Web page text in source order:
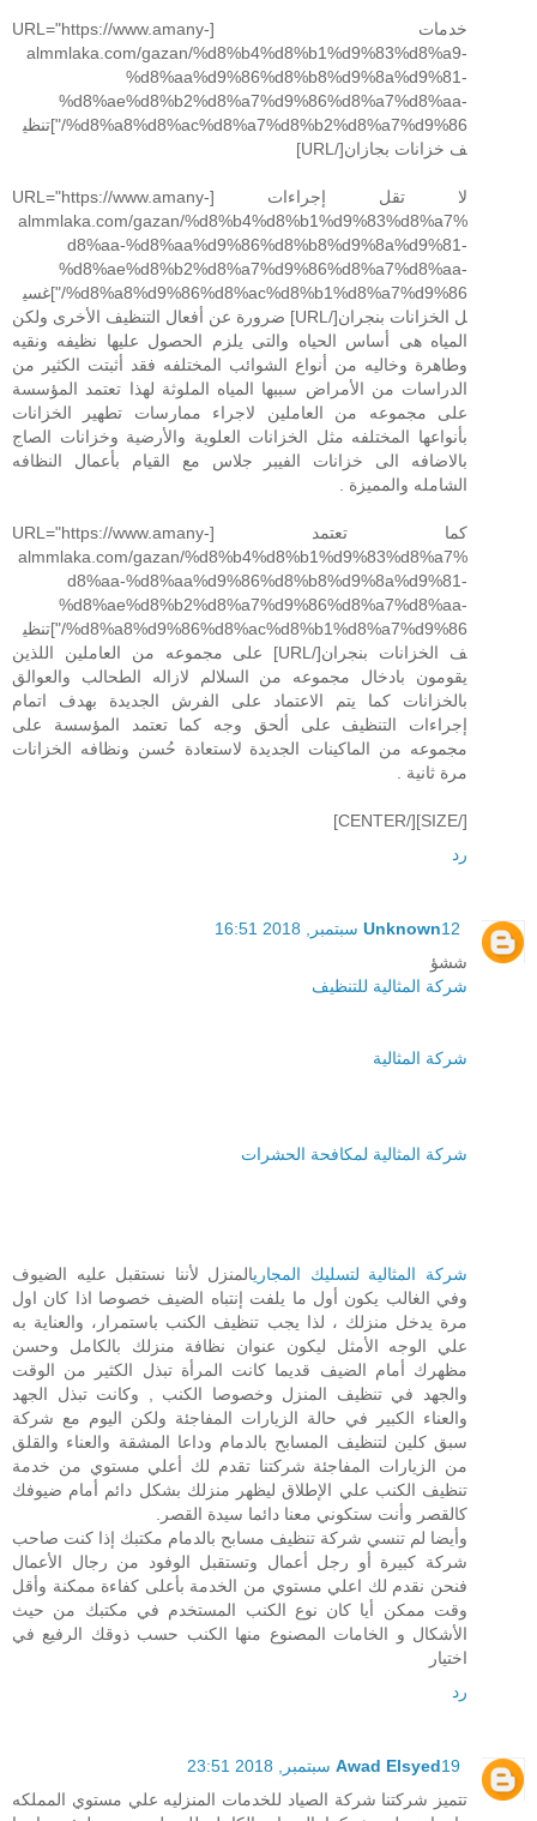
خدمات [URL="https://www.amany-
almmlaka.com/gazan/%d8%b4%d8%b1%d9%83%d8%a9-
%d8%aa%d9%86%d8%b8%d9%8a%d9%81-
%d8%ae%d8%b2%d8%a7%d9%86%d8%a7%d8%aa-
%d8%a8%d8%ac%d8%a7%d8%b2%d8%a7%d9%86/"]تنظي
ف خزانات بجازان[/URL]
لا تقل إجراءات [URL="https://www.amany-
almmlaka.com/gazan/%d8%b4%d8%b1%d9%83%d8%a7%
d8%aa-%d8%aa%d9%86%d8%b8%d9%8a%d9%81-
%d8%ae%d8%b2%d8%a7%d9%86%d8%a7%d8%aa-
%d8%a8%d9%86%d8%ac%d8%b1%d8%a7%d9%86/"]غسي
ل الخزانات بنجران[/URL] ضرورة عن أفعال التنظيف الأخرى ولكن
المياه هى أساس الحياه والتى يلزم الحصول عليها نظيفه ونقيه
وطاهرة وخاليه من أنواع الشوائب المختلفه فقد أثبتت الكثير من
الدراسات من الأمراض سببها المياه الملوثة لهذا تعتمد المؤسسة
على مجموعه من العاملين لاجراء ممارسات تطهير الخزانات
بأنواعها المختلفه مثل الخزانات العلوية والأرضية وخزانات الصاج
بالاضافه الى خزانات الفيبر جلاس مع القيام بأعمال النظافه
الشامله والمميزة .
كما تعتمد [URL="https://www.amany-
almmlaka.com/gazan/%d8%b4%d8%b1%d9%83%d8%a7%
d8%aa-%d8%aa%d9%86%d8%b8%d9%8a%d9%81-
%d8%ae%d8%b2%d8%a7%d9%86%d8%a7%d8%aa-
%d8%a8%d9%86%d8%ac%d8%b1%d8%a7%d9%86/"]تنظي
ف الخزانات بنجران[/URL] على مجموعه من العاملين اللذين
يقومون بادخال مجموعه من السلالم لازاله الطحالب والعوالق
بالخزانات كما يتم الاعتماد على الفرش الجديدة بهدف اتمام
إجراءات التنظيف على ألحق وجه كما تعتمد المؤسسة على
مجموعه من الماكينات الجديدة لاستعادة حُسن ونظافه الخزانات
مرة ثانية .
[/SIZE][/CENTER]
رد
Unknown12 سبتمبر, 2018 16:51
ششؤ
شركة المثالية للتنظيف
شركة المثالية
شركة المثالية لمكافحة الحشرات
شركة المثالية لتسليك المجاريالمنزل لأننا نستقبل عليه الضيوف
وفي الغالب يكون أول ما يلفت إنتباه الضيف خصوصا اذا كان اول
مرة يدخل منزلك ، لذا يجب تنظيف الكنب باستمرار، والعناية به
علي الوجه الأمثل ليكون عنوان نظافة منزلك بالكامل وحسن
مظهرك أمام الضيف قديما كانت المرأة تبذل الكثير من الوقت
والجهد في تنظيف المنزل وخصوصا الكنب , وكانت تبذل الجهد
والعناء الكبير في حالة الزيارات المفاجئة ولكن اليوم مع شركة
سبق كلين لتنظيف المسابح بالدمام وداعا المشقة والعناء والقلق
من الزيارات المفاجئة شركتنا تقدم لك أعلي مستوي من خدمة
تنظيف الكنب علي الإطلاق ليظهر منزلك بشكل دائم أمام ضيوفك
كالقصر وأنت ستكوني معنا دائما سيدة القصر.
وأيضا لم تنسي شركة تنظيف مسابح بالدمام مكتبك إذا كنت صاحب
شركة كبيرة أو رجل أعمال وتستقبل الوفود من رجال الأعمال
فنحن نقدم لك اعلي مستوي من الخدمة بأعلى كفاءة ممكنة وأقل
وقت ممكن أيا كان نوع الكنب المستخدم في مكتبك من حيث
الأشكال و الخامات المصنوع منها الكنب حسب ذوقك الرفيع في
اختيار
رد
Awad Elsyed19 سبتمبر, 2018 23:51
تتميز شركتنا شركة الصياد للخدمات المنزليه علي مستوي المملكه